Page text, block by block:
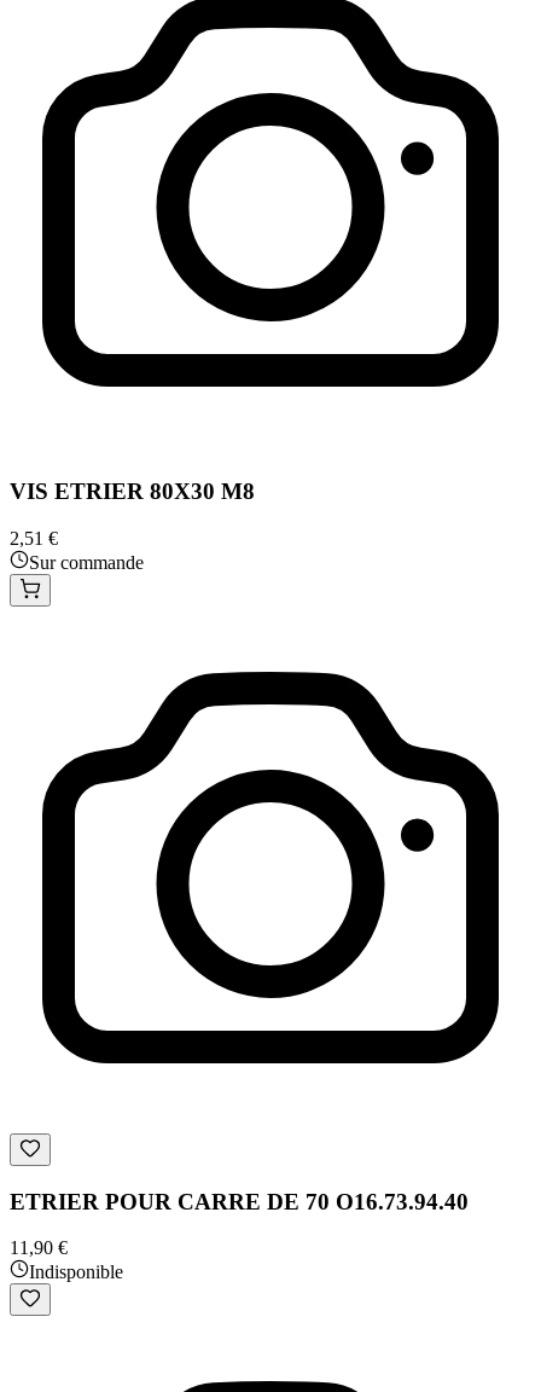
VIS ETRIER 80X30 M8
2,51 €
Sur commande
ETRIER POUR CARRE DE 70 O16.73.94.40
11,90 €
Indisponible